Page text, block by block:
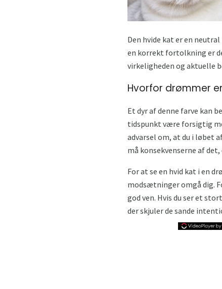
Den hvide kat er en
en korrekt fortolkning er
virkeligheden og aktuelle
Hvorfor drømmer
Et dyr af denne farve kan
tidspunkt være forsigtig
advarsel om, at du i løbet
må konsekvenserne af
For at se en hvid kat i en
modsætninger omgå dig.
god ven. Hvis du ser et
der skjuler de sande